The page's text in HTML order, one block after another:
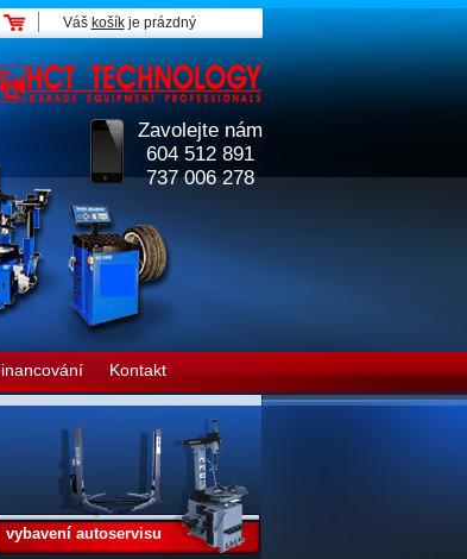
Kontakt
Zavolejte nám
604 512 891
737 006 278
Váš košíkje prázdný
vybavení autoservisu